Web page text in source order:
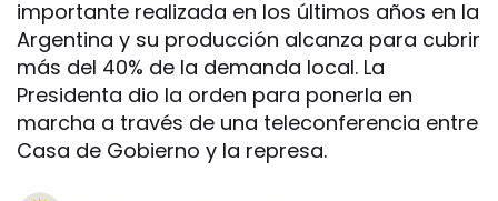
importante realizada en los últimos años en la
Argentina y su producción alcanza para cubrir
más del 40% de la demanda local. La
Presidenta dio la orden para ponerla en
marcha a través de una teleconferencia entre
Casa de Gobierno y la represa.